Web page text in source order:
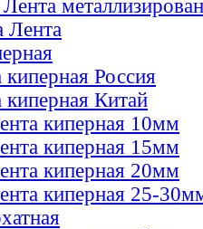
Лента
киперная Россия
киперная Китай
киперная 10мм
киперная 15мм
киперная 20мм
киперная 25-